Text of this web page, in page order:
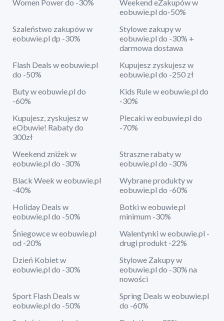
Women Power do -30%
Weekend eZakupów w
eobuwie.pl do-50%
Szaleństwo zakupów w
eobuwie.pl dp -30%
Stylowe zakupy w
eobuwie.pl do -30% +
darmowa dostawa
Flash Deals w eobuwie.pl
do -50%
Kupujesz zyskujesz w
eobuwie.pl do -250 zł
Buty w eobuwie.pl do
-60%
Kids Rule w eobuwie.pl do
-30%
Kupujesz, zyskujesz w
eObuwie! Rabaty do
300zł
Plecaki w eobuwie.pl do
-70%
Weekend zniżek w
eobuwie.pl do -30%
Straszne rabaty w
eobuwie.pl do -30%
Black Week w eobuwie.pl
-40%
Wybrane produkty w
eobuwie.pl do -60%
Holiday Deals w
eobuwie.pl do -50%
Botki w eobuwie.pl
minimum -30%
Śniegowce w eobuwie.pl
od -20%
Walentynki w eobuwie.pl -
drugi produkt -22%
Dzień Kobiet w
eobuwie.pl do -30%
Stylowe Zakupy w
eobuwie.pl do -30% na
nowości
Sport Flash Deals w
eobuwie.pl do -50%
Spring Deals w eobuwie.pl
do -60%